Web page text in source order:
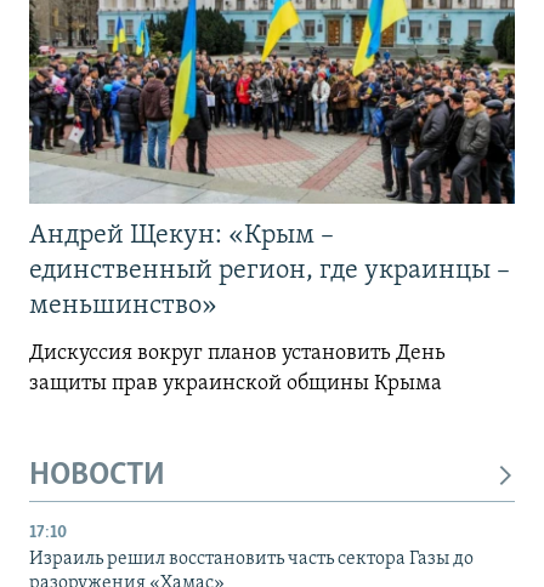
Андрей Щекун: «Крым –
единственный регион, где украинцы –
меньшинство»
Дискуссия вокруг планов установить День
защиты прав украинской общины Крыма
НОВОСТИ
17:10
Израиль решил восстановить часть сектора Газы до